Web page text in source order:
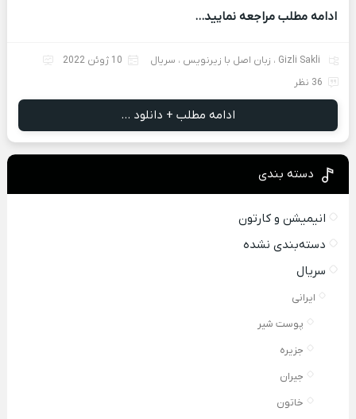
ادامه مطلب مراجعه نمایید…
Gizli Sakli ، زبان اصل با زیرنویس ، سریال
10 ژوئن 2022
36 نظر
ادامه مطلب + دانلود ...
دسته بندی
انیمیشن و کارتون
دسته‌بندی نشده
سریال
ایرانی
پوست شیر
جزیره
جیران
خاتون